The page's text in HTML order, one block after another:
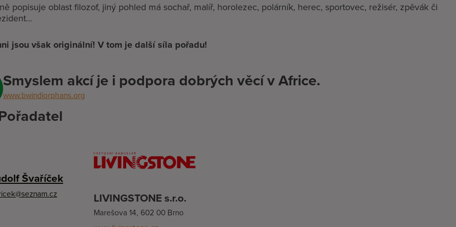
popisuje oblast filozof, jiný pohled má sochař, malíř, horolezec, polárník, herec, sportovec, režisér, zpěvák či
jsou však originální! V tom je další síla pořadu!
Smyslem akcí je i podpora dobrých věcí v Africe.
www.bwindiorphans.org
Švaříček
LIVINGSTONE s.r.o.
Marešova 14, 602 00 Brno